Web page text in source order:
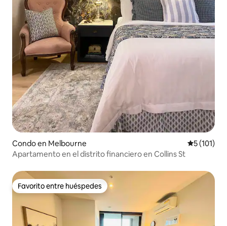
Condo en Melbourne
5 (101)
Apartamento en el distrito financiero en Collins St
Favorito entre huéspedes
Favorito entre huéspedes